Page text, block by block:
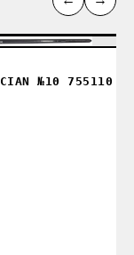
№10 755110